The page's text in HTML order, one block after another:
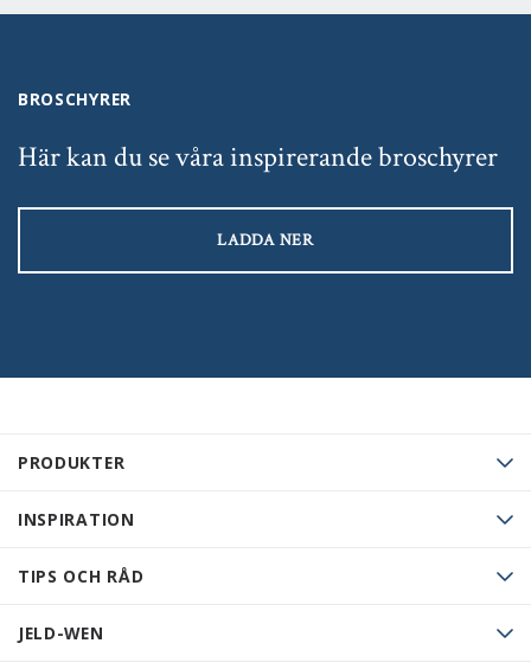
PRODUKTER
INSPIRATION
TIPS OCH RÅD
JELD-WEN
BROSCHYRER
Här kan du se våra inspirerande broschyrer
LADDA NER